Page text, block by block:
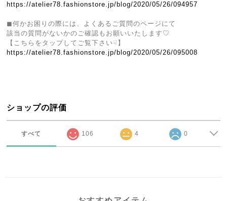
https://atelier78.fashionstore.jp/blog/2020/05/26/094957
◼︎何かお困りの際には、よくあるご質問のページにて
該当の質問がないかのご確認もお願いいたします♡
【こちらをタップしてご覧下さい☟】
https://atelier78.fashionstore.jp/blog/2020/05/26/095008
ショップの評価
すべて 106 4 0